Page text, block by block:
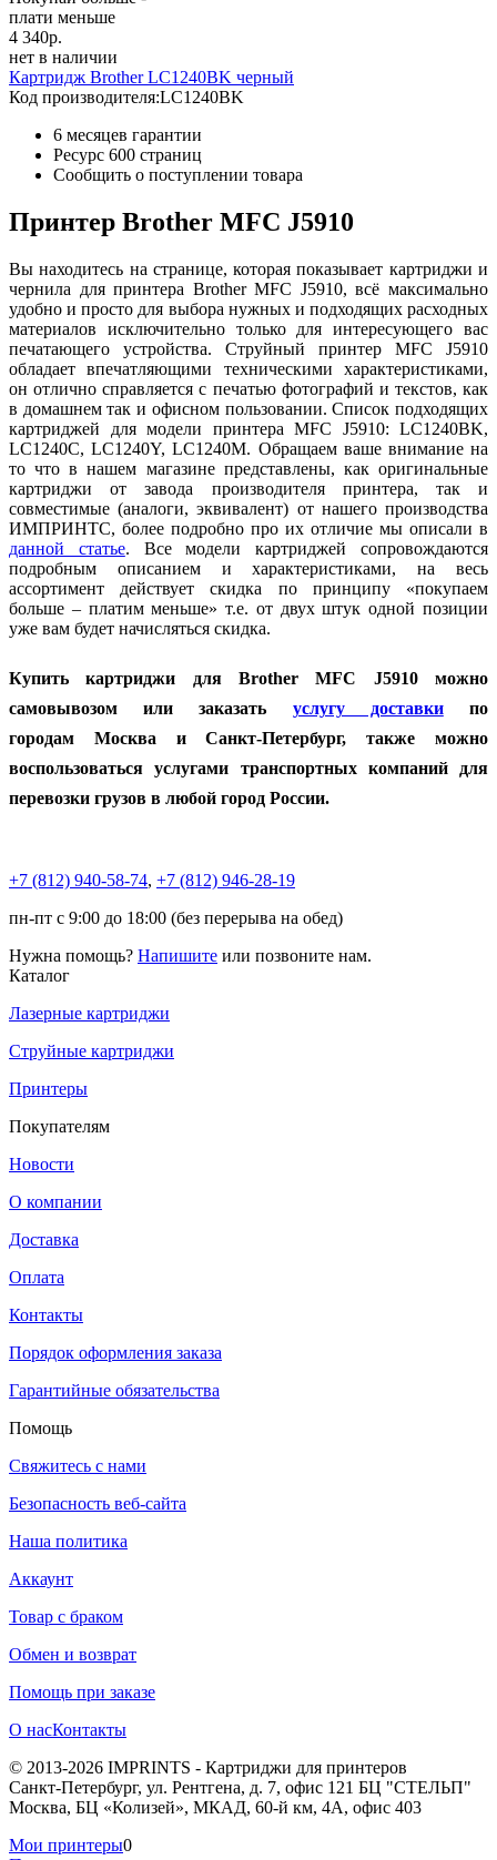
плати меньше
4 340р.
нет в наличии
Картридж Brother LC1240BK черный
Код производителя:LC1240BK
6 месяцев гарантии
Ресурс 600 страниц
Сообщить о поступлении товара
Принтер Brother MFC J5910
Вы находитесь на странице, которая показывает картриджи и
чернила для принтера Brother MFC J5910, всё максимально
удобно и просто для выбора нужных и подходящих расходных
материалов исключительно только для интересующего вас
печатающего устройства. Струйный принтер MFC J5910
обладает впечатляющими техническими характеристиками,
он отлично справляется с печатью фотографий и текстов, как
в домашнем так и офисном пользовании. Список подходящих
картриджей для модели принтера MFC J5910: LC1240BK,
LC1240C, LC1240Y, LC1240M. Обращаем ваше внимание на
то что в нашем магазине представлены, как оригинальные
картриджи от завода производителя принтера, так и
совместимые (аналоги, эквивалент) от нашего производства
ИМПРИНТС, более подробно про их отличие мы описали в
данной статье. Все модели картриджей сопровождаются
подробным описанием и характеристиками, на весь
ассортимент действует скидка по принципу «покупаем
больше – платим меньше» т.е. от двух штук одной позиции
уже вам будет начисляться скидка.
Купить картриджи для Brother MFC J5910 можно
самовывозом или заказать услугу доставкипо
городам Москва и Санкт-Петербург, также можно
воспользоваться услугами транспортных компаний для
перевозки грузов в любой город России.
+7 (812) 940-58-74, +7 (812) 946-28-19
пн-пт с 9:00 до 18:00 (без перерыва на обед)
Нужна помощь? Напишите или позвоните нам.
Каталог
Лазерные картриджи
Струйные картриджи
Принтеры
Покупателям
Новости
О компании
Доставка
Оплата
Контакты
Порядок оформления заказа
Гарантийные обязательства
Помощь
Свяжитесь с нами
Безопасность веб-сайта
Наша политика
Аккаунт
Товар с браком
Обмен и возврат
Помощь при заказе
О насКонтакты
© 2013-2026 IMPRINTS - Картриджи для принтеров
Санкт-Петербург, ул. Рентгена, д. 7, офис 121 БЦ "СТЕЛЬП"
Москва, БЦ «Колизей», МКАД, 60-й км, 4А, офис 403
Мои принтеры0